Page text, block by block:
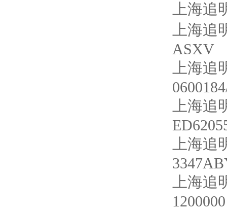
上海
上海
ASXV
上海
上海
上海
上海
1200000